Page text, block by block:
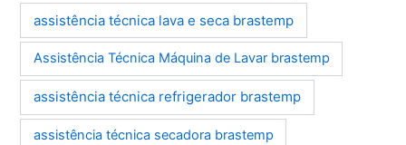
assistência técnica lava e seca brastemp
Assistência Técnica Máquina de Lavar brastemp
assistência técnica refrigerador brastemp
assistência técnica secadora brastemp